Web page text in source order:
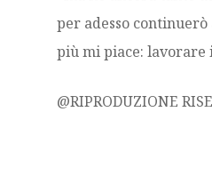
per adesso
più mi piace: lavorare
@RIPRODUZIONE